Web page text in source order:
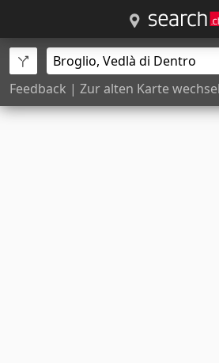
Feedback | Zur alten Karte